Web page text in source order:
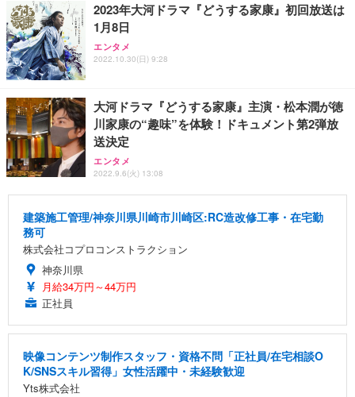
2023年大河ドラマ『どうする家康』初回放送は
1月8日
エンタメ
2022.10.30(日) 9:28
大河ドラマ『どうする家康』主演・松本潤が徳
川家康の“趣味”を体験！ドキュメント第2弾放
送決定
エンタメ
2022.9.6(火) 13:08
建築施工管理/神奈川県川崎市川崎区:RC造改修工事・在宅勤
務可
株式会社コプロコンストラクション
神奈川県
月給34万円～44万円
正社員
映像コンテンツ制作スタッフ・資格不問「正社員/在宅相談O
K/SNSスキル習得」女性活躍中・未経験歓迎
Yts株式会社